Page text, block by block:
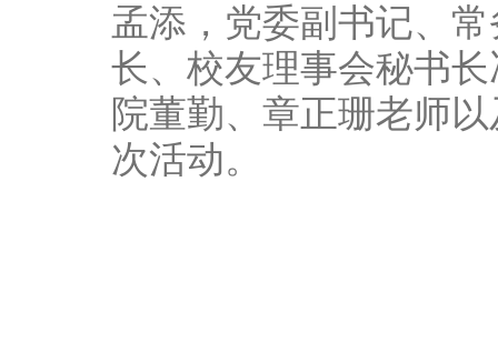
孟添，党委副书记、
长、校友理事会秘书
院董勤、章正珊老师
次活动。